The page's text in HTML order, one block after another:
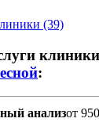
(39)
:
анализот